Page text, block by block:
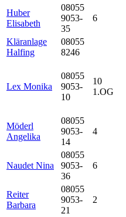
Huber
Elisabeth
08055
9053-
35
6
Kläranlage
Halfing
08055
8246
Lex Monika
08055
9053-
10
10
1.OG
Möderl
Angelika
08055
9053-
14
4
Naudet Nina
08055
9053-
36
6
Reiter
Barbara
08055
9053-
21
2